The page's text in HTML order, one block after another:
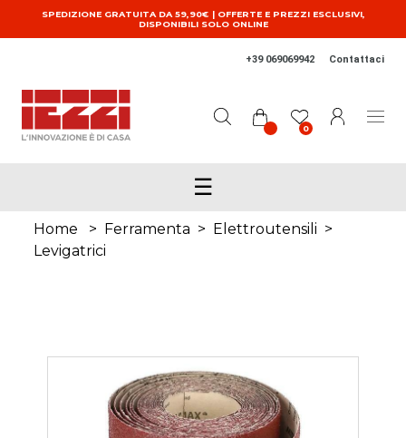
Salta al contenuto principale
SPEDIZIONE GRATUITA DA 59,90€ | OFFERTE E PREZZI ESCLUSIVI,
DISPONIBILI SOLO ONLINE
+39 069069942 Contattaci
0
☰
Home > Ferramenta > Elettroutensili >
Levigatrici